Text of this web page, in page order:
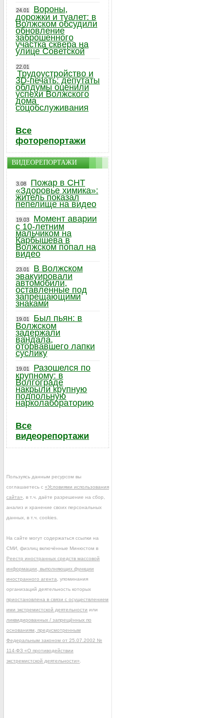
24.01
Вороны,
дорожки и туалет: в
Волжском обсудили
обновление
заброшенного
участка сквера на
улице Советской
22.01
Трудоустройство и
3D-печать: депутаты
облдумы оценили
успехи Волжского
дома
соцобслуживания
Все
фоторепортажи
ВИДЕОРЕПОРТАЖИ
3.08
Пожар в СНТ
«Здоровье химика»:
житель показал
пепелище на видео
19.03
Момент аварии
с 10-летним
мальчиком на
Карбышева в
Волжском попал на
видео
23.01
В Волжском
эвакуировали
автомобили,
оставленные под
запрещающими
знаками
19.01
Был пьян: в
Волжском
задержали
вандала,
оторвавшего лапки
суслику
19.01
Разошелся по
крупному: в
Волгограде
накрыли крупную
подпольную
нарколабораторию
Все
видеорепортажи
Пользуясь данным ресурсом вы
соглашаетесь с «Условиями использования
сайта» , в т.ч. даёте разрешение на сбор,
анализ и хранение своих персональных
данных, в т.ч. cookies.
На сайте могут содержаться ссылки на
СМИ, физлиц включённые Минюстом в
Реестр иностранных средств массовой
информации, выполняющих функции
иностранного агента , упоминания
организаций деятельность которых
приостановлена в связи с осуществлением
ими экстремистской деятельности или
ликвидированных / запрещённых по
основаниям, предусмотренным
Федеральным законом от 25.07.2002 №
114-ФЗ «О противодействии
экстремистской деятельности»